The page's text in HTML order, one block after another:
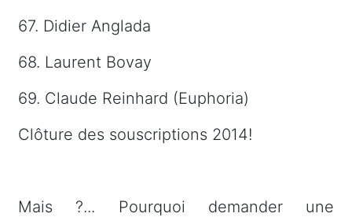
67. Didier Anglada
68. Laurent Bovay
69. Claude Reinhard (Euphoria)
Clôture des souscriptions 2014!
Mais ?... Pourquoi demander une